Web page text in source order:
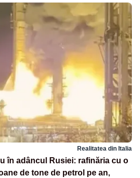
Realitatea din Italia
în adâncul Rusiei: rafinăria cu o
de tone de petrol pe an,